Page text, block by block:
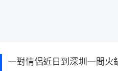
一對情侶近日到深圳一間火